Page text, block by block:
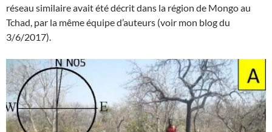
réseau similaire avait été décrit dans la région de Mongo au
Tchad, par la même équipe d’auteurs (voir mon blog du
3/6/2017).